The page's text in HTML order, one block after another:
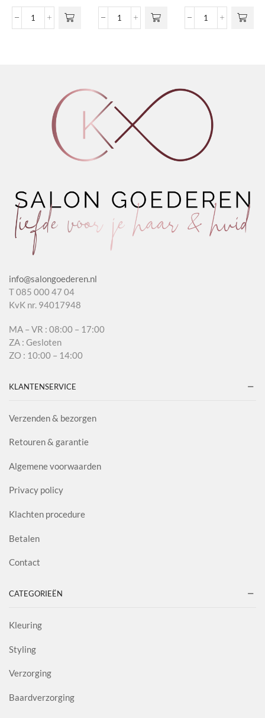
Tender Touch Liquid BlushRosy Cosy OogschaduwpaletDiamond Kissed
info@salongoederen.nl
T 085 000 47 04
KvK nr. 94017948
MA – VR : 08:00 – 17:00
ZA : Gesloten
ZO : 10:00 – 14:00
KLANTENSERVICE
Verzenden & bezorgen
Retouren & garantie
Algemene voorwaarden
Privacy policy
Klachten procedure
Betalen
Contact
CATEGORIEËN
Kleuring
Styling
Verzorging
Baardverzorging